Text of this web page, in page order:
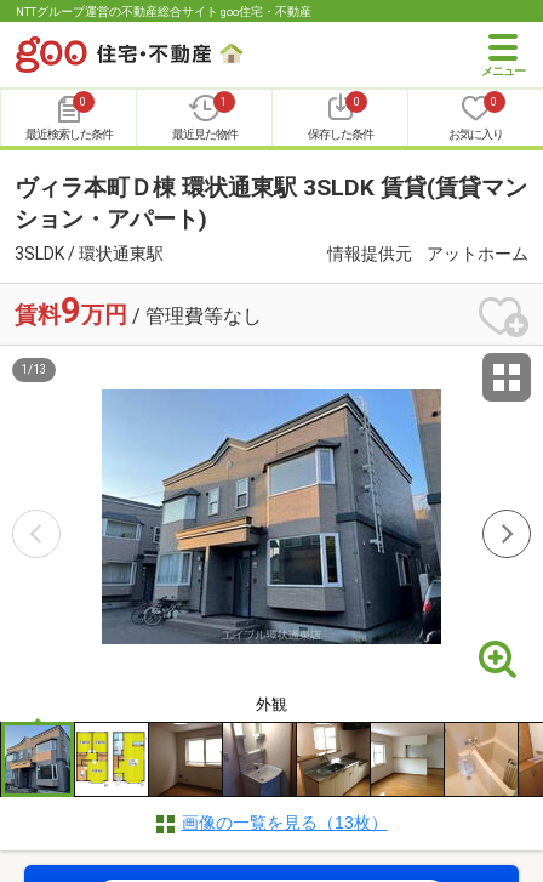
NTTグループ運営の不動産総合サイト goo住宅・不動産
0
最近検索した条件
1
最近見た物件
0
保存した条件
0
お気に入り
ヴィラ本町Ｄ棟 環状通東駅 3SLDK 賃貸(賃貸マン
ション・アパート)
3SLDK / 環状通東駅 情報提供元 アットホーム
賃料9万円 / 管理費等なし
外観
1 /13
画像の一覧を見る（13枚）